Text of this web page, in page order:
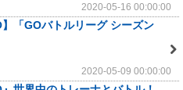
2020-05-16 00:00:00
】「GOバトルリーグ シーズン
2020-05-09 00:00:00